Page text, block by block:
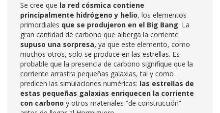
Se cree que la red cósmica contiene
principalmente hidrógeno y helio, los elementos
primordiales que se produjeron en el Big Bang. La
gran cantidad de carbono que alberga la corriente
supuso una sorpresa, ya que este elemento, como
muchos otros, solo se produce en las estrellas. Es
probable que la presencia de carbono signifique que la
corriente arrastra pequeñas galaxias, tal y como
predicen las simulaciones numéricas: las estrellas de
estas pequeñas galaxias enriquecen la corriente
con carbono y otros materiales “de construcción”